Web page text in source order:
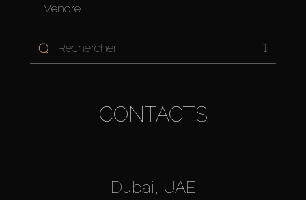
Vendre
1
CONTACTS
Dubai, UAE